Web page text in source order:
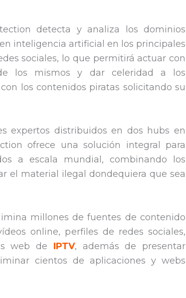
detecta y analiza los dominios
inteligencia artificial en los principales
sociales, lo que permitirá actuar con
los mismos y dar celeridad a los
los contenidos piratas solicitando su
expertos distribuidos en dos hubs en
ofrece una solución integral para
a escala mundial, combinando los
el material ilegal dondequiera que sea
millones de fuentes de contenido
online, perfiles de redes sociales,
web de IPTV, además de presentar
cientos de aplicaciones y webs